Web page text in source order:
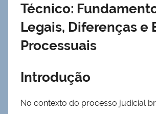
Técnico:
Legais, Diferenças e
Processuais
Introdução
No contexto do processo judicial